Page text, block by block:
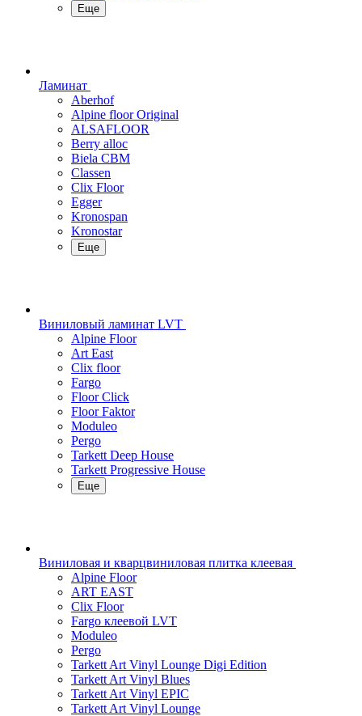
Еще
Ламинат
Aberhof
Alpine floor Original
ALSAFLOOR
Berry alloc
Biela CBM
Classen
Clix Floor
Egger
Kronospan
Kronostar
Еще
Виниловый ламинат LVT
Alpine Floor
Art East
Clix floor
Fargo
Floor Click
Floor Faktor
Moduleo
Pergo
Tarkett Deep House
Tarkett Progressive House
Еще
Виниловая и кварцвиниловая плитка клеевая
Alpine Floor
ART EAST
Clix Floor
Fargo клеевой LVT
Moduleo
Pergo
Tarkett Art Vinyl Lounge Digi Edition
Tarkett Art Vinyl Blues
Tarkett Art Vinyl EPIC
Tarkett Art Vinyl Lounge